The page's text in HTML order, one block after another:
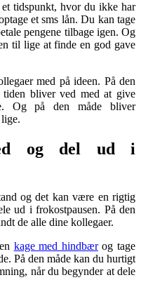
tidspunkt, hvor du ikke har
et sms lån. Du kan tage
pengene tilbage igen. Og
til lige at finde en god gave
med på ideen. På den
bliver ved med at give
Og på den måde bliver
og del ud i
og det kan være en rigtig
ud i frokostpausen. På den
de alle dine kollegaer.
kage med hindbærog tage
På den måde kan du hurtigt
når du begynder at dele